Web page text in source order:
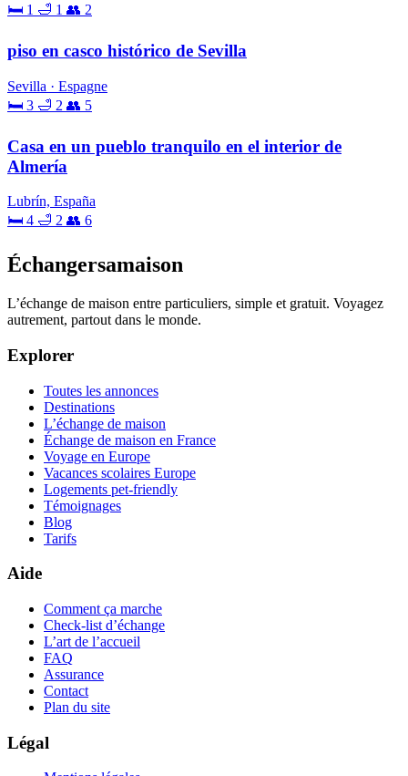
🛏 1 🛁 1 👥 2
piso en casco histórico de Sevilla
Sevilla · Espagne
🛏 3 🛁 2 👥 5
Casa en un pueblo tranquilo en el interior de
Almería
Lubrín, España
🛏 4 🛁 2 👥 6
Échangersamaison
L’échange de maison entre particuliers, simple et gratuit. Voyagez
autrement, partout dans le monde.
Explorer
Toutes les annonces
Destinations
L’échange de maison
Échange de maison en France
Voyage en Europe
Vacances scolaires Europe
Logements pet-friendly
Témoignages
Blog
Tarifs
Aide
Comment ça marche
Check-list d’échange
L’art de l’accueil
FAQ
Assurance
Contact
Plan du site
Légal